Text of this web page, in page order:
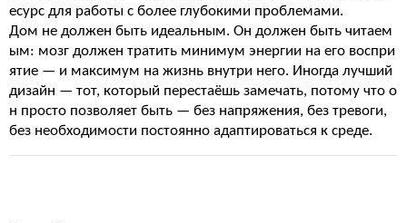
есурс для работы с более глубокими проблемами.
Дом не должен быть идеальным. Он должен быть читаем
ым: мозг должен тратить минимум энергии на его воспри
ятие — и максимум на жизнь внутри него. Иногда лучший
дизайн — тот, который перестаёшь замечать, потому что о
н просто позволяет быть — без напряжения, без тревоги,
без необходимости постоянно адаптироваться к среде.